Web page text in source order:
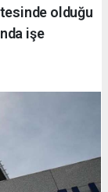
olduğu
işe